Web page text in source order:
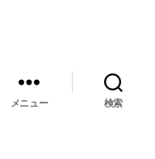
メニュー 検索